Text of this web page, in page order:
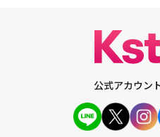
公式アカウン